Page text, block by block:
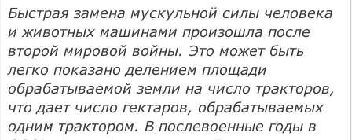
Быстрая замена мускульной силы человека
и животных машинами произошла после
второй мировой войны. Это может быть
легко показано делением площади
обрабатываемой земли на число тракторов,
что дает число гектаров, обрабатываемых
одним трактором. В послевоенные годы в